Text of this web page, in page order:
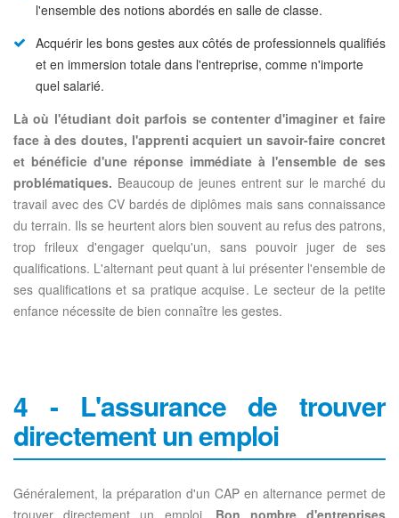
l'ensemble des notions abordés en salle de classe.
Acquérir les bons gestes aux côtés de professionnels qualifiés
et en immersion totale dans l'entreprise, comme n'importe
quel salarié.
Là où l'étudiant doit parfois se contenter d'imaginer et faire
face à des doutes, l'apprenti acquiert un savoir-faire concret
et bénéficie d'une réponse immédiate à l'ensemble de ses
problématiques. Beaucoup de jeunes entrent sur le marché du
travail avec des CV bardés de diplômes mais sans connaissance
du terrain. Ils se heurtent alors bien souvent au refus des patrons,
trop frileux d'engager quelqu'un, sans pouvoir juger de ses
qualifications. L'alternant peut quant à lui présenter l'ensemble de
ses qualifications et sa pratique acquise. Le secteur de la petite
enfance nécessite de bien connaître les gestes.
4 - L'assurance de trouver
directement un emploi
Généralement, la préparation d'un CAP en alternance permet de
trouver directement un emploi. Bon nombre d'entreprises